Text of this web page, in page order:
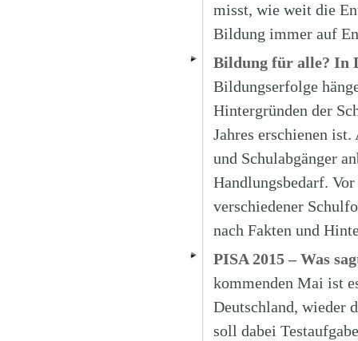
misst, wie weit die
Bildung immer auf
Bildung für alle? In
Bildungserfolge
Hintergründen der
Jahres erschienen
und Schulabgänger
Handlungsbedarf.
verschiedener
nach Fakten und
PISA 2015 – Was
kommenden Mai ist
Deutschland, wieder
soll dabei